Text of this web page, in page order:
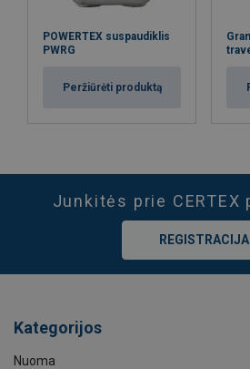
POWERTEX suspaudiklis
PWRG
Peržiūrėti produktą
Junkitės prie CERTEX
REGISTRACIJA
Kategorijos
Nuoma